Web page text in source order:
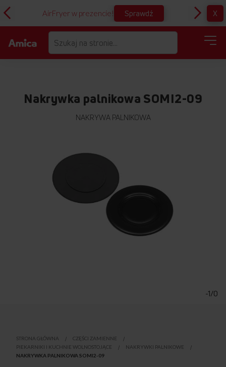
AirFryer w prezencie! Sprawdź X
Nakrywka palnikowa SOMI2-09
NAKRYWA PALNIKOWA
-1/0
STRONA GŁÓWNA
CZĘŚCI ZAMIENNE
PIEKARNIKI I KUCHNIE WOLNOSTOJĄCE
NAKRYWKI PALNIKOWE
NAKRYWKA PALNIKOWA SOMI2-09